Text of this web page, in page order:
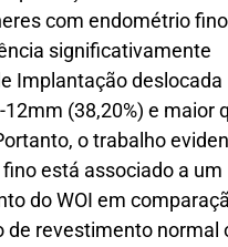
com endométrio fino
significativamente
Implantação deslocada
12mm (38,20%) e maior
o trabalho
está associado a um
do WOI em
de revestimento normal